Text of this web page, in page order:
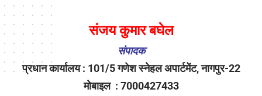
संजय कुमार बघेल
संपादक
प्रधान कार्यालय : 101/5 गणेश स्नेहल अपार्टमेंट, नागपुर-22
मोबाइल : 7000427433